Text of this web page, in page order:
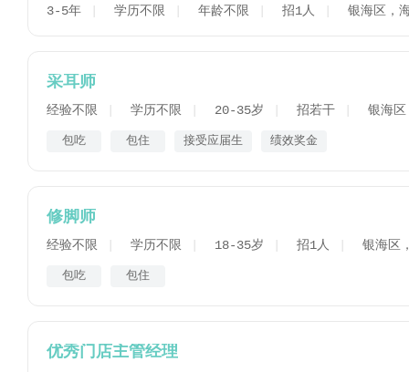
3-5年 学历不限 年龄不限 招1人 银海区，
采耳师
经验不限 学历不限 20-35岁 招若干 银海
包吃 包住 接受应届生 绩效奖金
修脚师
经验不限 学历不限 18-35岁 招1人 银海区
包吃 包住
优秀门店主管经理